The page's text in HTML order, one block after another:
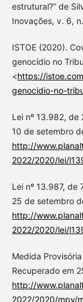
estrutural?” de
Inovações, v. 6,
ISTOE (2020).
genocídio no
<https://
genocidio-no-
Lei nº 13.982,
10 de setembro
http://
2022/2020/lei/
Lei nº 13.987,
25 de setembro
http://
2022/2020/lei/
Medida
Recuperado em
http://
2022/2020/mpv/